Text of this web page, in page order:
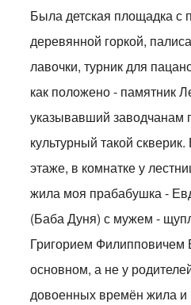
Была детская площадка с
деревянной горкой,
лавочки, турник для
как положено - памятник
указывавший заводчанам
культурный такой
этаже, в комнатке у
жила моя прабабушка -
(Баба Дуня) с мужем -
Григорием
основном, а не у
довоенных времён жила